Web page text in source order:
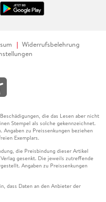
Widerrufsbelehrung
die das Lesen aber nicht
Stempel als solche gekennzeichnet.
zu Preissenkungen beziehen
Exemplars.
die Preisbindung dieser Artikel
gesenkt. Die jeweils zutreffende
Angaben zu Preissenkungen
dass Daten an den Anbieter der